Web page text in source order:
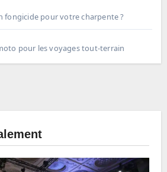
fongicide pour votre charpente ?
pour les voyages tout-terrain